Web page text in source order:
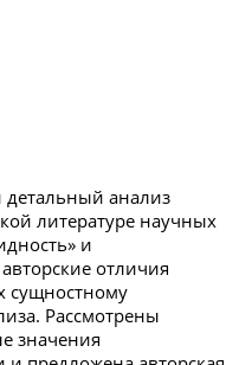
детальный анализ
литературе научных
и
отличия
сущностному
Рассмотрены
значения